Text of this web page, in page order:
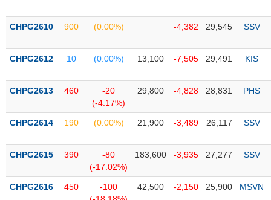
biệt
được
ký
Danh
phiếu
tiết
CHPG2610 900 (0.00%) -4,382 29,545 SSV
CHPG2612 10 (0.00%) 13,100 -7,505 29,491 KIS
CHPG2613 460
-20
(-4.17%)
29,800 -4,828 28,831 PHS
CHPG2614 190 (0.00%) 21,900 -3,489 26,117 SSV
CHPG2615 390
-80
(-17.02%)
183,600 -3,935 27,277 SSV
CHPG2616 450
-100
42,500 -2,150 25,900 MSVN
XUẤT
LIỆU
MỚI
(-)